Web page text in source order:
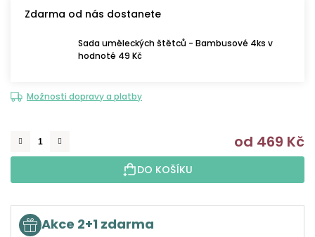
Zdarma od nás dostanete
Sada uměleckých štětců - Bambusové 4ks v
hodnotě 49 Kč
Možnosti dopravy a platby
od 469 Kč
DO KOŠÍKU
Akce 2+1 zdarma